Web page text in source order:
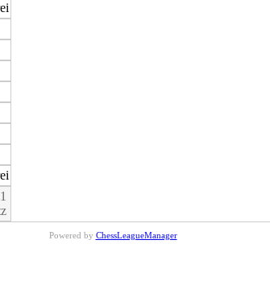
Powered by ChessLeagueManager